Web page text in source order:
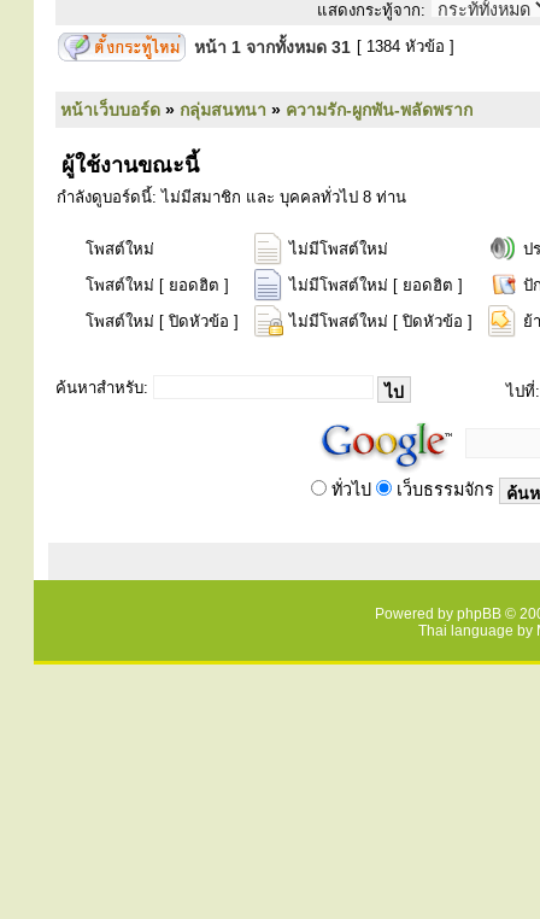
แสดงกระทู้จาก:
หน้า 1 จากทั้งหมด 31 [ 1384 หัวข้อ ]
หน้าเว็บบอร์ด » กลุ่มสนทนา » ความรัก-ผูกพัน-พลัดพราก
ผู้ใช้งานขณะนี้
กำลังดูบอร์ดนี้: ไม่มีสมาชิก และ บุคคลทั่วไป 8 ท่าน
โพสต์ใหม่ ไม่มีโพสต์ใหม่
ป
โพสต์ใหม่ [ ยอดฮิต ]
ไม่มีโพสต์ใหม่ [ ยอดฮิต ]
ปั
โพสต์ใหม่ [ ปิดหัวข้อ ]
ไม่มีโพสต์ใหม่ [ ปิดหัวข้อ ] ย้
ค้นหาสำหรับ: ไปที่:
ทั่วไป เว็บธรรมจักร
Powered by phpBB ©
Thai language by